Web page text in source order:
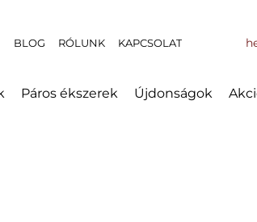
BLOG RÓLUNK KAPCSOLAT
Páros ékszerek Újdonságok